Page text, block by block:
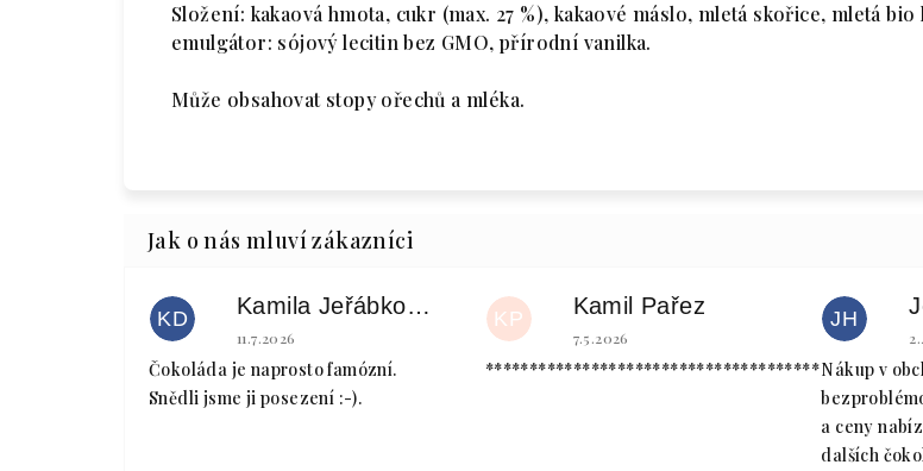
Složení: kakaová hmota, cukr (max. 27 %), kakaové máslo, mletá skořice, mletá bio
emulgátor: sójový lecitin bez GMO, přírodní vanilka.
Může obsahovat stopy ořechů a mléka.
KD Kamila Jeřábková, DiS.
Hodnocení obchodu je 5 z 5 hvězdiček.
11.7.2026
Čokoláda je naprosto famózní.
Snědli jsme ji posezení :-).
KP Kamil Pařez
Hodnocení obchodu je 5 z 5 hvězdiček.
7.5.2026
**************************************
JH
Nákup v
a ceny
dalších